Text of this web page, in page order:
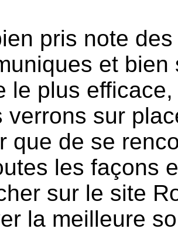
pris note
et
le plus
verrons sur
que de se
les façons
sur le site
la meilleure